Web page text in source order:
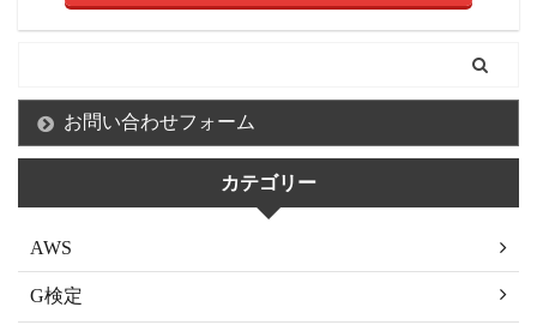
お問い合わせフォーム
カテゴリー
AWS
G検定